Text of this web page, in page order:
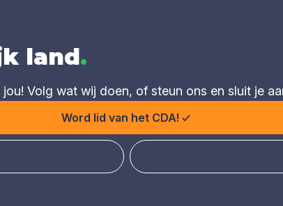
land.
Volg wat wij doen, of steun ons en sluit je
Word lid van het CDA!